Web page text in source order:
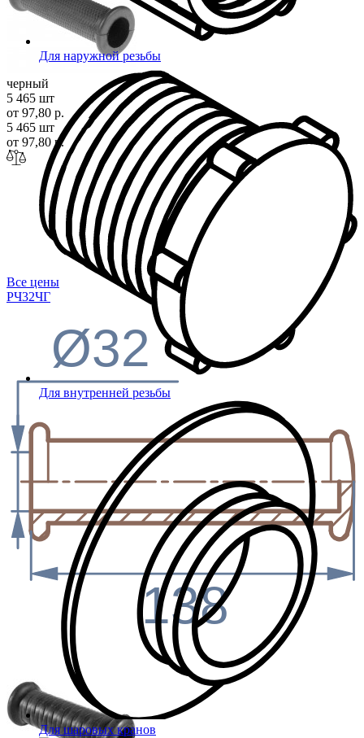
Для наружной резьбы
Для внутренней резьбы
Для шаровых кранов
черный
5 465 шт
от 97,80 р.
5 465 шт
от 97,80 р.
Все цены
РЧ32ЧГ
Ø32
138